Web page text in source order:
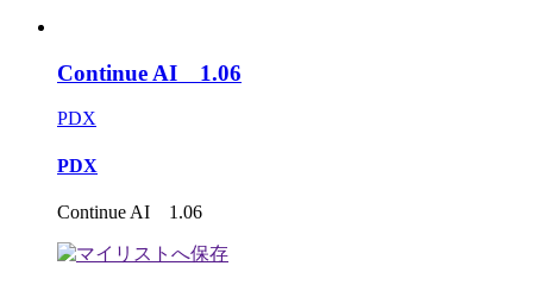
Continue AI 1.06
PDX
PDX
Continue AI 1.06